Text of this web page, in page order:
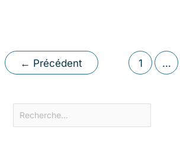
← Précédent 1 …